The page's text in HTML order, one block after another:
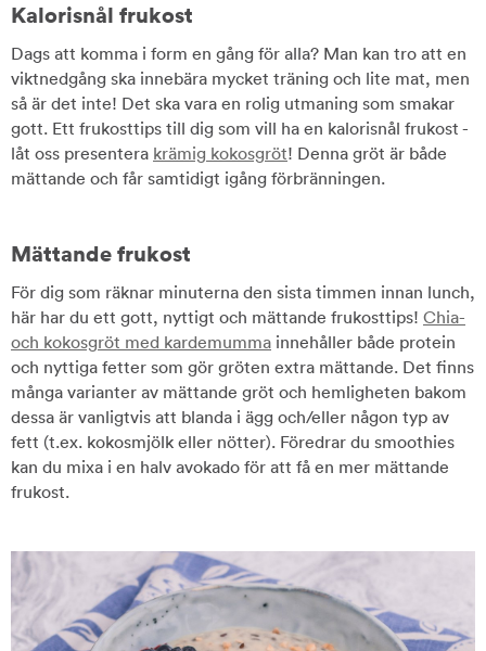
Kalorisnål frukost
Dags att komma i form en gång för alla? Man kan tro att en
viktnedgång ska innebära mycket träning och lite mat, men
så är det inte! Det ska vara en rolig utmaning som smakar
gott. Ett frukosttips till dig som vill ha en kalorisnål frukost -
låt oss presentera krämig kokosgröt! Denna gröt är både
mättande och får samtidigt igång förbränningen.
Mättande frukost
För dig som räknar minuterna den sista timmen innan lunch,
här har du ett gott, nyttigt och mättande frukosttips! Chia-
och kokosgröt med kardemumma innehåller både protein
och nyttiga fetter som gör gröten extra mättande. Det finns
många varianter av mättande gröt och hemligheten bakom
dessa är vanligtvis att blanda i ägg och/eller någon typ av
fett (t.ex. kokosmjölk eller nötter). Föredrar du smoothies
kan du mixa i en halv avokado för att få en mer mättande
frukost.